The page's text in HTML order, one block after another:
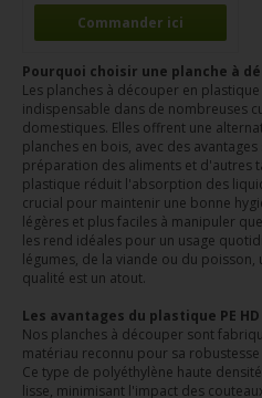
Commander ici
Pourquoi choisir une planche à
Les planches à découper en
indispensable dans de nombreuses
domestiques. Elles offrent une
planches en bois, avec des
préparation des aliments et d'autres
plastique réduit l'absorption des
crucial pour maintenir une bonne
légères et plus faciles à manipuler
les rend idéales pour un usage
légumes, de la viande ou du
qualité est un atout.
Les avantages du plastique PE HD
Nos planches à découper sont
matériau reconnu pour sa
Ce type de polyéthylène haute
lisse, minimisant l'impact des